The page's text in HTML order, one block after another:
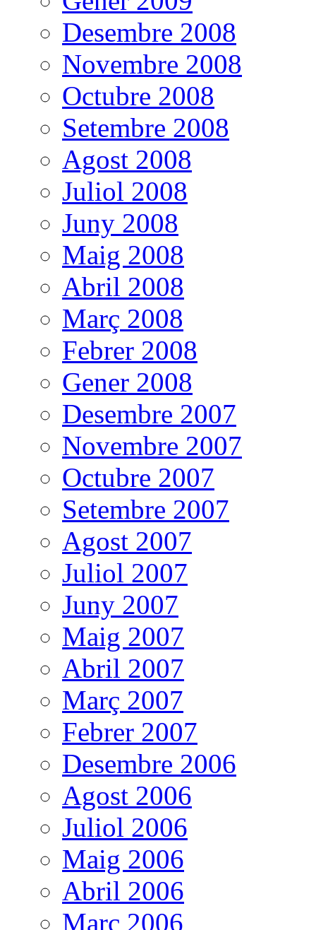
Desembre 2008
Novembre 2008
Octubre 2008
Setembre 2008
Agost 2008
Juliol 2008
Juny 2008
Maig 2008
Abril 2008
Març 2008
Febrer 2008
Gener 2008
Desembre 2007
Novembre 2007
Octubre 2007
Setembre 2007
Agost 2007
Juliol 2007
Juny 2007
Maig 2007
Abril 2007
Març 2007
Febrer 2007
Desembre 2006
Agost 2006
Juliol 2006
Maig 2006
Abril 2006
Març 2006